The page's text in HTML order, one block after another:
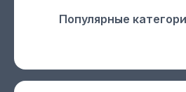
Популярные